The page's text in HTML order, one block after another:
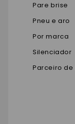
Pare brise
Pneu e aro
Por marca
Silenciador
Parceiro